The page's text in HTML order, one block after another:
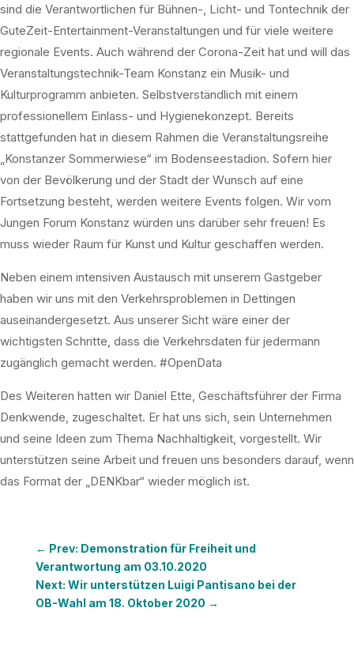
sind die Verantwortlichen für Bühnen-, Licht- und Tontechnik der
GuteZeit-Entertainment-Veranstaltungen und für viele weitere
regionale Events. Auch während der Corona-Zeit hat und will das
Veranstaltungstechnik-Team Konstanz ein Musik- und
Kulturprogramm anbieten. Selbstverständlich mit einem
professionellem Einlass- und Hygienekonzept. Bereits
stattgefunden hat in diesem Rahmen die Veranstaltungsreihe
„Konstanzer Sommerwiese“ im Bodenseestadion. Sofern hier
von der Bevölkerung und der Stadt der Wunsch auf eine
Fortsetzung besteht, werden weitere Events folgen. Wir vom
Jungen Forum Konstanz würden uns darüber sehr freuen! Es
muss wieder Raum für Kunst und Kultur geschaffen werden.
Neben einem intensiven Austausch mit unserem Gastgeber
haben wir uns mit den Verkehrsproblemen in Dettingen
auseinandergesetzt. Aus unserer Sicht wäre einer der
wichtigsten Schritte, dass die Verkehrsdaten für jedermann
zugänglich gemacht werden. #OpenData
Des Weiteren hatten wir Daniel Ette, Geschäftsführer der Firma
Denkwende, zugeschaltet. Er hat uns sich, sein Unternehmen
und seine Ideen zum Thema Nachhaltigkeit, vorgestellt. Wir
unterstützen seine Arbeit und freuen uns besonders darauf, wenn
das Format der „DENKbar“ wieder möglich ist.
← Prev: Demonstration für Freiheit und
Verantwortung am 03.10.2020
Next: Wir unterstützen Luigi Pantisano bei der
OB-Wahl am 18. Oktober 2020 →